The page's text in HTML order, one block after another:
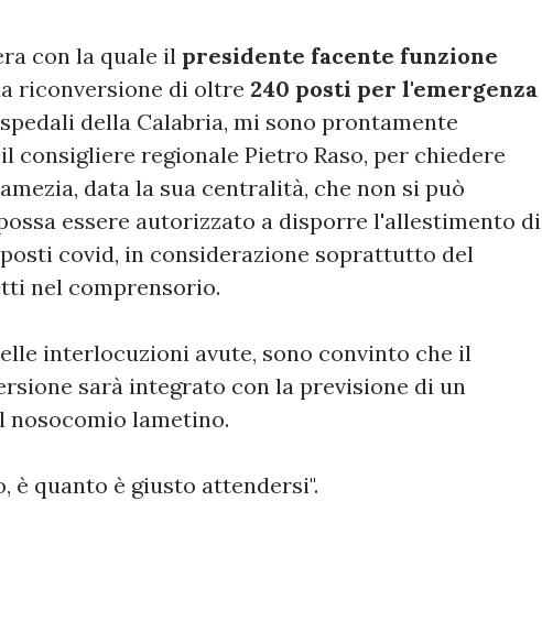
con la quale il presidente facente funzione
riconversione di oltre 240 posti per l'emergenza
della Calabria, mi sono prontamente
consigliere regionale Pietro Raso, per chiedere
data la sua centralità, che non si può
essere autorizzato a disporre l'allestimento di
covid, in considerazione soprattutto del
nel comprensorio.
interlocuzioni avute, sono convinto che il
sarà integrato con la previsione di un
lametino.
è quanto è giusto attendersi".